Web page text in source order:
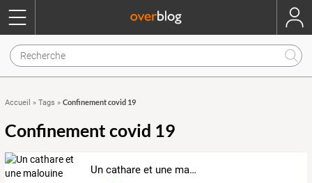
Accueil » Tags » Confinement covid 19
Confinement covid 19
Un cathare et une malouine